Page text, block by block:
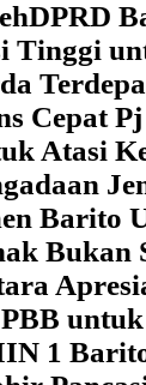
DPRD
Tinggi
Cepat
Atasi
Barito
Bukan
1